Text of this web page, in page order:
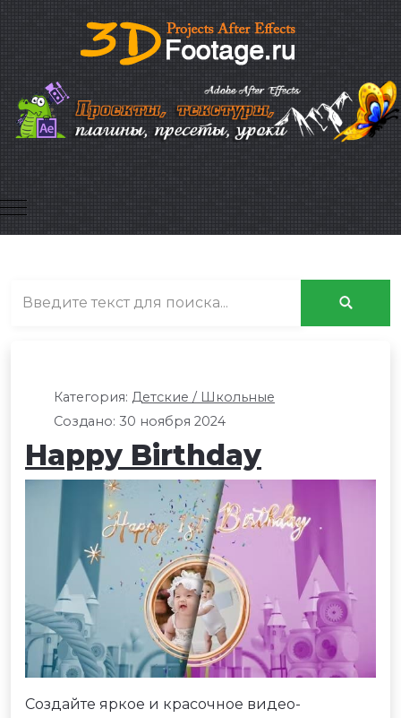
Mobile Menu Toggle
Категория: Детские / Школьные
Создано: 30 ноября 2024
Happy Birthday
Создайте яркое и красочное видео-